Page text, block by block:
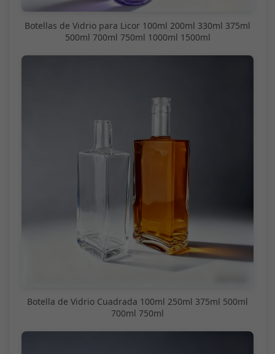
Botellas de Vidrio para Licor 100ml 200ml 330ml 375ml
500ml 700ml 750ml 1000ml 1500ml
Botella de Vidrio Cuadrada 100ml 250ml 375ml 500ml
700ml 750ml